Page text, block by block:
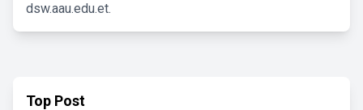
dsw.aau.edu.et.
Top Post